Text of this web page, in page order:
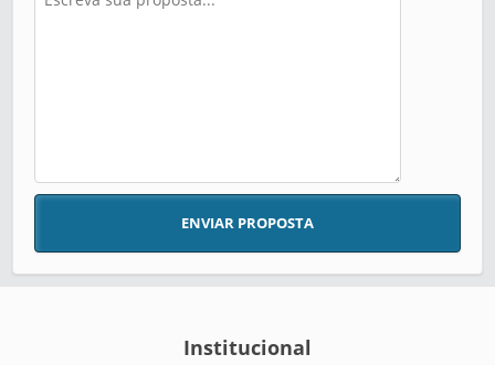
ENVIAR PROPOSTA
Institucional